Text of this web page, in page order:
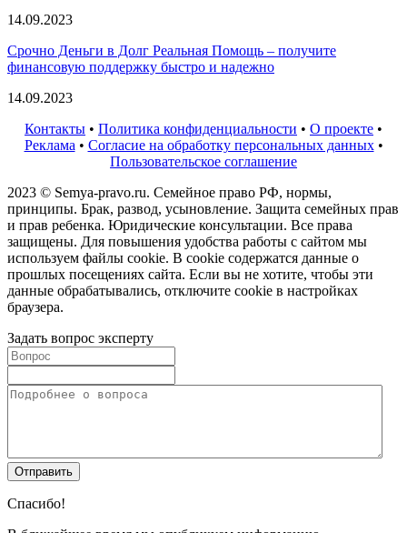
14.09.2023
Срочно Деньги в Долг Реальная Помощь – получите
финансовую поддержку быстро и надежно
14.09.2023
Контакты • Политика конфиденциальности • О проекте •
Реклама• Согласие на обработку персональных данных•
Пользовательское соглашение
2023 © Semya-pravo.ru. Семейное право РФ, нормы,
принципы. Брак, развод, усыновление. Защита семейных прав
и прав ребенка. Юридические консультации. Все права
защищены. Для повышения удобства работы с сайтом мы
используем файлы cookie. В cookie содержатся данные о
прошлых посещениях сайта. Если вы не хотите, чтобы эти
данные обрабатывались, отключите cookie в настройках
браузера.
Задать вопрос эксперту
Спасибо!